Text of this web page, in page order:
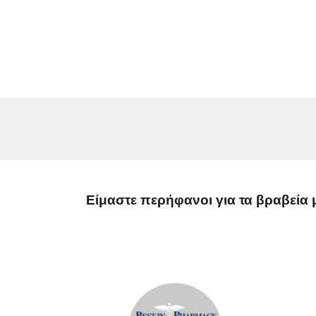
Είμαστε περήφανοι για τα βραβεία